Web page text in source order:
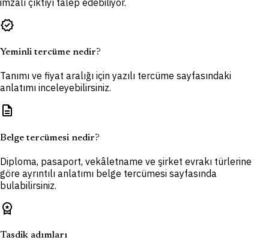
verified
Yeminli tercüme nedir?
Tanımı ve fiyat aralığı için yazılı tercüme sayfasındaki
anlatımı inceleyebilirsiniz.
description
Belge tercümesi nedir?
Diploma, pasaport, vekâletname ve şirket evrakı türlerine
göre ayrıntılı anlatımı belge tercümesi sayfasında
bulabilirsiniz.
workspace_premium
Tasdik adımları